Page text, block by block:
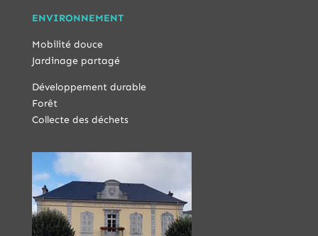
ENVIRONNEMENT
Mobilité douce
Jardinage partagé
Développement durable
Forêt
Collecte des déchets